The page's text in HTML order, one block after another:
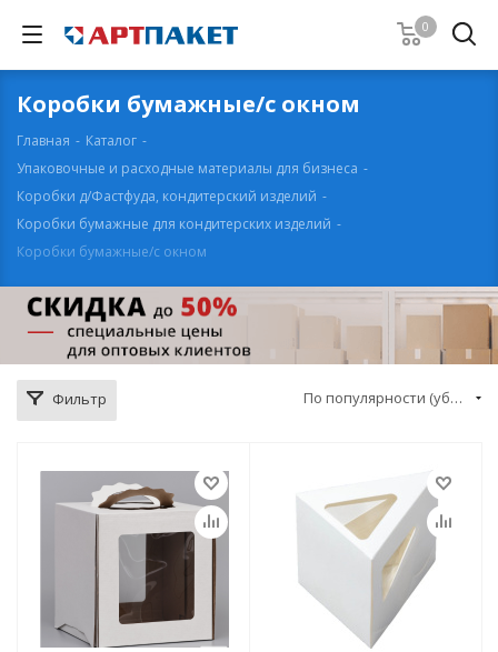
0
Коробки бумажные/с окном
Главная - Каталог -
Упаковочные и расходные материалы для бизнеса -
Коробки д/Фастфуда, кондитерский изделий -
Коробки бумажные для кондитерских изделий -
Коробки бумажные/с окном
Фильтр По популярности (убывание)